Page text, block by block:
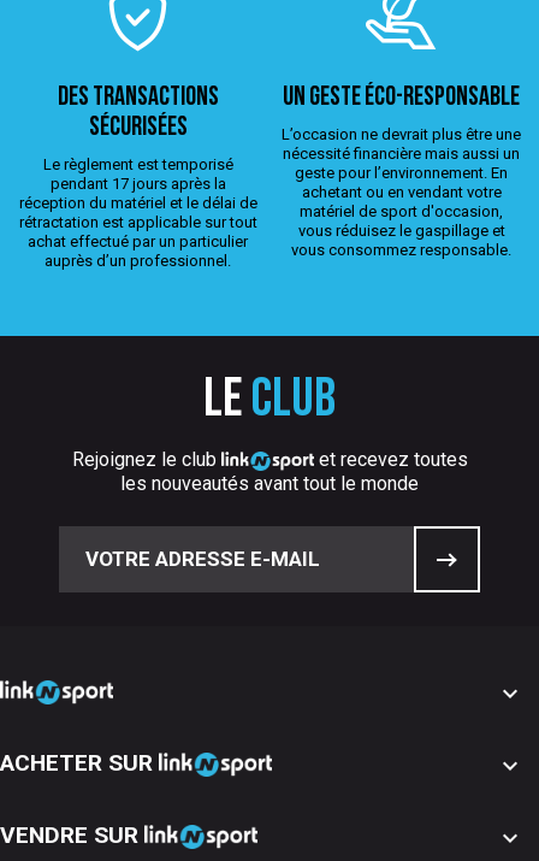
Des transactions
sécurisées
Le règlement est temporisé
pendant 17 jours après la
réception du matériel et le délai de
rétractation est applicable sur tout
achat effectué par un particulier
auprès d’un professionnel.
Un geste éco-responsable
L’occasion ne devrait plus être une
nécessité financière mais aussi un
geste pour l’environnement. En
achetant ou en vendant votre
matériel de sport d'occasion,
vous réduisez le gaspillage et
vous consommez responsable.
Le club
Rejoignez le club
et recevez toutes
les nouveautés avant tout le monde

ACHETER SUR 
VENDRE SUR 